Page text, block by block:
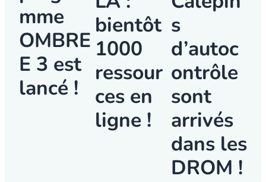
mme
OMBRE
E 3 est
lancé !
bientôt
1000
ressour
ces en
ligne !
s
d’autoc
ontrôle
sont
arrivés
dans les
DROM !